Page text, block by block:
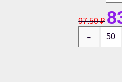
97.50₽